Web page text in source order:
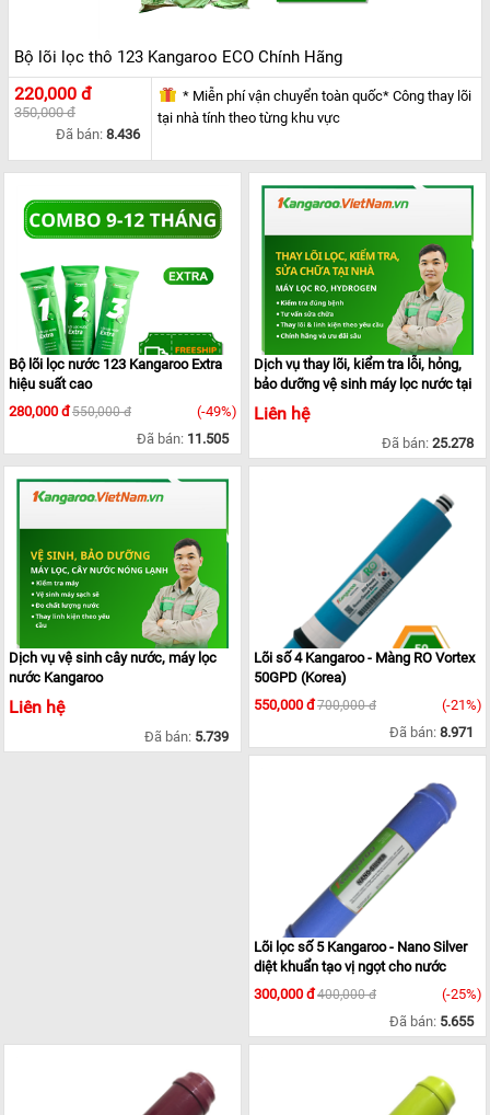
Bộ lõi lọc thô 123 Kangaroo ECO Chính Hãng
220,000 đ
350,000 đ
Đã bán: 8.436
* Miễn phí vận chuyển toàn quốc* Công thay lõi
tại nhà tính theo từng khu vực
Bộ lõi lọc nước 123 Kangaroo Extra
hiệu suất cao
280,000 đ550,000 đ
(-49%)
Đã bán: 11.505
Dịch vụ thay lõi, kiểm tra lỗi, hỏng,
bảo dưỡng vệ sinh máy lọc nước tại
nhà
Liên hệ
Đã bán: 25.278
Dịch vụ vệ sinh cây nước, máy lọc
nước Kangaroo
Liên hệ
Đã bán: 5.739
Lõi số 4 Kangaroo - Màng RO Vortex
50GPD (Korea)
550,000 đ700,000 đ
(-21%)
Đã bán: 8.971
Lõi lọc số 5 Kangaroo - Nano Silver
diệt khuẩn tạo vị ngọt cho nước
300,000 đ400,000 đ
(-25%)
Đã bán: 5.655